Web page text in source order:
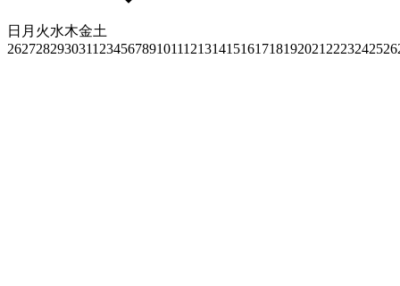
日 月 火水木金土
2627282930311 23456789101112131415161718192021 2223242526